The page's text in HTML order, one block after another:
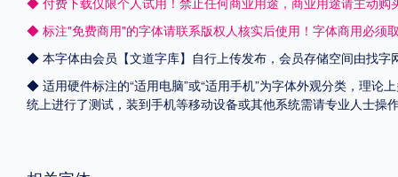
◆ 标注"免费商用"的字体请联系版权人核实后使用！字体商用必须
◆ 本字体由会员【文道字库】自行上传发布，会员存储空间由找
◆ 适用硬件标注的“适用电脑”或“适用手机”为字体外观分类，理论
统上进行了测试，装到手机等移动设备或其他系统需请专业人士